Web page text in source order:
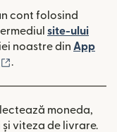
cont folosind
site-ului
o fereastră nouă)
noastre din App
nouă)
.
moneda,
viteza de livrare.